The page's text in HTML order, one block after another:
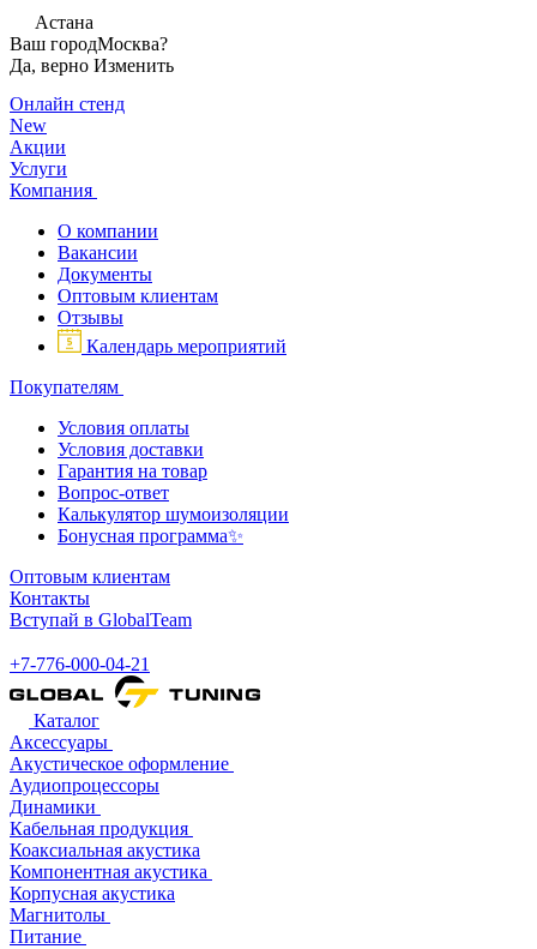
Астана
Ваш городМосква?
Да, верно Изменить
Онлайн стенд
New
Акции
Услуги
Компания
О компании
Вакансии
Документы
Оптовым клиентам
Отзывы
Календарь мероприятий
Покупателям
Условия оплаты
Условия доставки
Гарантия на товар
Вопрос-ответ
Калькулятор шумоизоляции
Бонусная программа✨
Оптовым клиентам
Контакты
Вступай в GlobalTeam
+7-776-000-04-21
Каталог
Аксессуары
Акустическое оформление
Аудиопроцессоры
Динамики
Кабельная продукция
Коаксиальная акустика
Компонентная акустика
Корпусная акустика
Магнитолы
Питание